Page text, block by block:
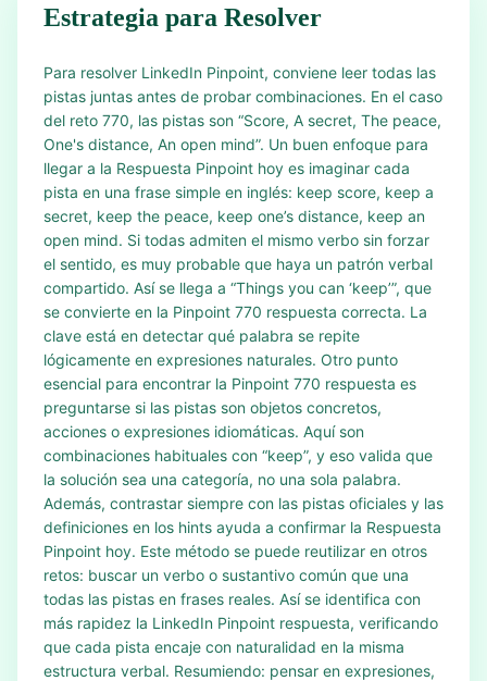
Estrategia para Resolver
Para resolver LinkedIn Pinpoint, conviene leer todas las
pistas juntas antes de probar combinaciones. En el caso
del reto 770, las pistas son “Score, A secret, The peace,
One's distance, An open mind”. Un buen enfoque para
llegar a la Respuesta Pinpoint hoy es imaginar cada
pista en una frase simple en inglés: keep score, keep a
secret, keep the peace, keep one’s distance, keep an
open mind. Si todas admiten el mismo verbo sin forzar
el sentido, es muy probable que haya un patrón verbal
compartido. Así se llega a “Things you can ‘keep’”, que
se convierte en la Pinpoint 770 respuesta correcta. La
clave está en detectar qué palabra se repite
lógicamente en expresiones naturales. Otro punto
esencial para encontrar la Pinpoint 770 respuesta es
preguntarse si las pistas son objetos concretos,
acciones o expresiones idiomáticas. Aquí son
combinaciones habituales con “keep”, y eso valida que
la solución sea una categoría, no una sola palabra.
Además, contrastar siempre con las pistas oficiales y las
definiciones en los hints ayuda a confirmar la Respuesta
Pinpoint hoy. Este método se puede reutilizar en otros
retos: buscar un verbo o sustantivo común que una
todas las pistas en frases reales. Así se identifica con
más rapidez la LinkedIn Pinpoint respuesta, verificando
que cada pista encaje con naturalidad en la misma
estructura verbal. Resumiendo: pensar en expresiones,